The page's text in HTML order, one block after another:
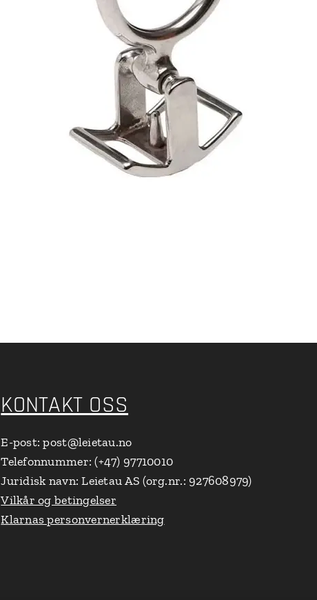
KONTAKT OSS
E-post: post@leietau.no
Telefonnummer: (+47) 97710010
Juridisk navn: Leietau AS (org.nr.: 927608979)
Vilkår og betingelser
Klarnas personvernerklæring